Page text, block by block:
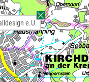
e.U.